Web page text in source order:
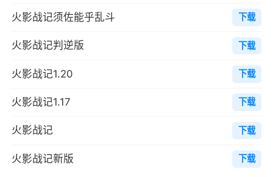
发。
6.根据原著的特点与技能，游戏中每位人物
各有一个普通攻击、3个技能和2个奥义，普通攻
击没有冷却时间，3个小技能有加速、加血、攻
击技能不等，技能冷却时间也不同，伤害不高。
其中奥义是需要花费金币才能开启，而且花费数
量巨大，当然威力也是巨大的，且部分人物奥义
可变身。
火影战记须佐能乎乱斗 下载
火影战记判逆版 下载
火影战记1.20 下载
火影战记1.17 下载
火影战记 下载
火影战记新版 下载